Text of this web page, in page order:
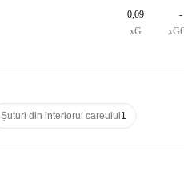
0,09
xG
-
Șuturi din interiorul careului1